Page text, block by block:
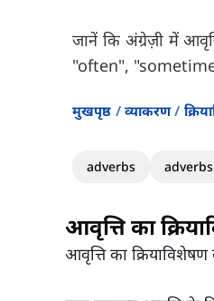
जानें कि अंग्रेज़ी में
"often",
मुखपृष्ठ व्याकरण
adverbs
आवृत्ति का
आवृत्ति का क्रियाविशेषण